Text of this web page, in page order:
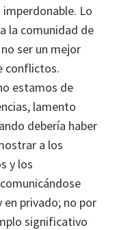
Lo
la comunidad de
ser un mejor
conflictos.
estamos de
lamento
debería haber
a los
y los
privado; no por
significativo